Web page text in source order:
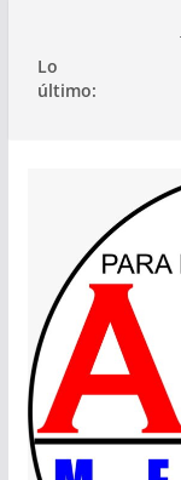
contenido
Lo
último: